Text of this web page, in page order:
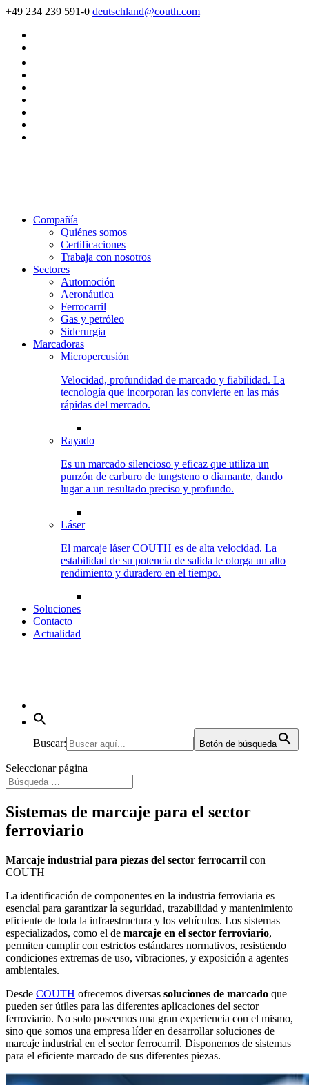
+49 234 239 591-0 deutschland@couth.com
Compañía
Quiénes somos
Certificaciones
Trabaja con nosotros
Sectores
Automoción
Aeronáutica
Ferrocarril
Gas y petróleo
Siderurgia
Marcadoras
Micropercusión
Velocidad, profundidad de marcado y fiabilidad. La
tecnología que incorporan las convierte en las más
rápidas del mercado.
Rayado
Es un marcado silencioso y eficaz que utiliza un
punzón de carburo de tungsteno o diamante, dando
lugar a un resultado preciso y profundo.
Láser
El marcaje láser COUTH es de alta velocidad. La
estabilidad de su potencia de salida le otorga un alto
rendimiento y duradero en el tiempo.
Soluciones
Contacto
Actualidad
Buscar: Botón de búsqueda
Seleccionar página
Sistemas de marcaje para el sector
ferroviario
Marcaje industrial para piezas del sector ferrocarril con
COUTH
La identificación de componentes en la industria ferroviaria es
esencial para garantizar la seguridad, trazabilidad y mantenimiento
eficiente de toda la infraestructura y los vehículos. Los sistemas
especializados, como el de marcaje en el sector ferroviario,
permiten cumplir con estrictos estándares normativos, resistiendo
condiciones extremas de uso, vibraciones, y exposición a agentes
ambientales.
Desde COUTH ofrecemos diversas soluciones de marcado que
pueden ser útiles para las diferentes aplicaciones del sector
ferroviario. No solo poseemos una gran experiencia con el mismo,
sino que somos una empresa líder en desarrollar soluciones de
marcaje industrial en el sector ferrocarril. Disponemos de sistemas
para el eficiente marcado de sus diferentes piezas.